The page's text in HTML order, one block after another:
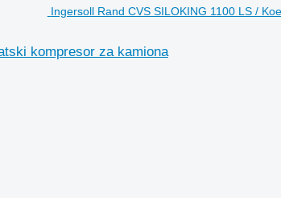
Ingersoll Rand CVS SILOKING 1100 LS /
kompresor za kamiona